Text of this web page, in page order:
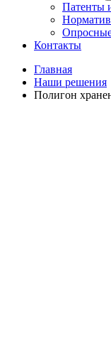
Патенты
Контакты
Главная
Наши решения
Полигон